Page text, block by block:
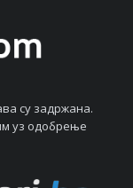
су задржана.
уз одобрeњe